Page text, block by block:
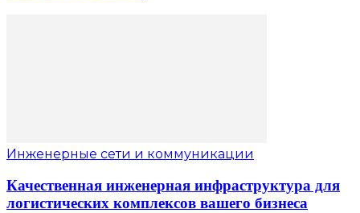
Инженерные сети и коммуникации
Качественная инженерная инфраструктура для
логистических комплексов вашего бизнеса